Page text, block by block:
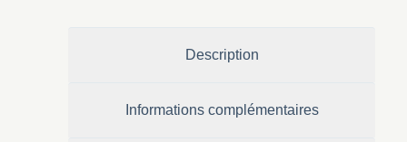
Description
Informations complémentaires